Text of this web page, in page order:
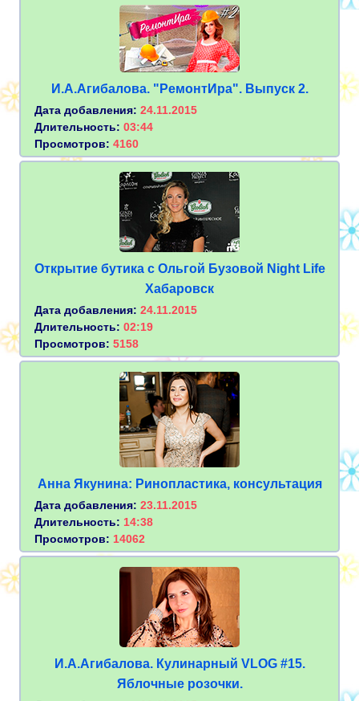
И.А.Агибалова. "РемонтИра". Выпуск 2.
Дата добавления: 24.11.2015
Длительность: 03:44
Просмотров: 4160
Открытие бутика с Ольгой Бузовой Night Life
Хабаровск
Дата добавления: 24.11.2015
Длительность: 02:19
Просмотров: 5158
Анна Якунина: Ринопластика, консультация
Дата добавления: 23.11.2015
Длительность: 14:38
Просмотров: 14062
И.А.Агибалова. Кулинарный VLOG #15.
Яблочные розочки.